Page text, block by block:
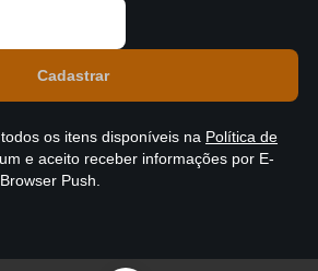
os itens disponíveis na Política de
e aceito receber informações por E-
Push.